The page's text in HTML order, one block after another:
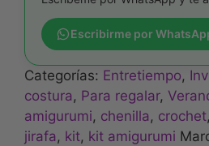
Escribirme por
Categorías: Entretiempo,
costura, Para regalar,
amigurumi, chenilla, crochet,
jirafa, kit, kit amigurumi